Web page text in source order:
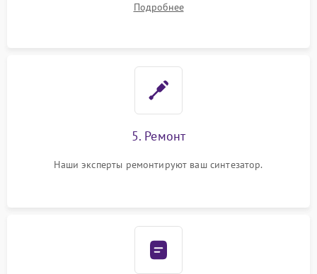
Подробнее
5. Ремонт
Наши эксперты ремонтируют ваш синтезатор.